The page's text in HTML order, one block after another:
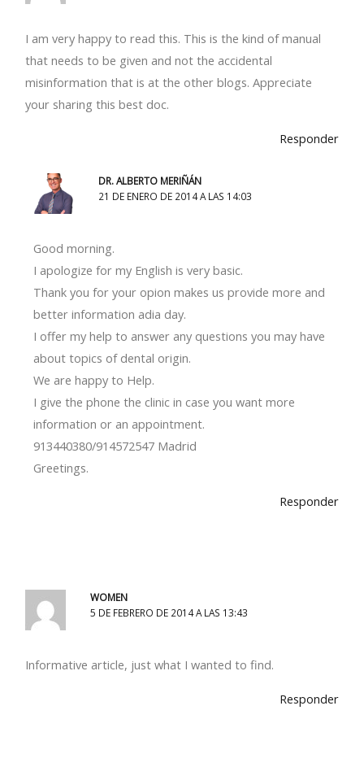
I am very happy to read this. This is the kind of manual
that needs to be given and not the accidental
misinformation that is at the other blogs. Appreciate
your sharing this best doc.
Responder
DR. ALBERTO MERIÑÁN
21 DE ENERO DE 2014 A LAS 14:03
Good morning.
I apologize for my English is very basic.
Thank you for your opion makes us provide more and
better information adia day.
I offer my help to answer any questions you may have
about topics of dental origin.
We are happy to Help.
I give the phone the clinic in case you want more
information or an appointment.
913440380/914572547 Madrid
Greetings.
Responder
WOMEN
5 DE FEBRERO DE 2014 A LAS 13:43
Informative article, just what I wanted to find.
Responder